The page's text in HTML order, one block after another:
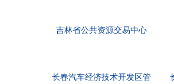
吉林省公共资源交易中心
长春汽车经济技术开发区管